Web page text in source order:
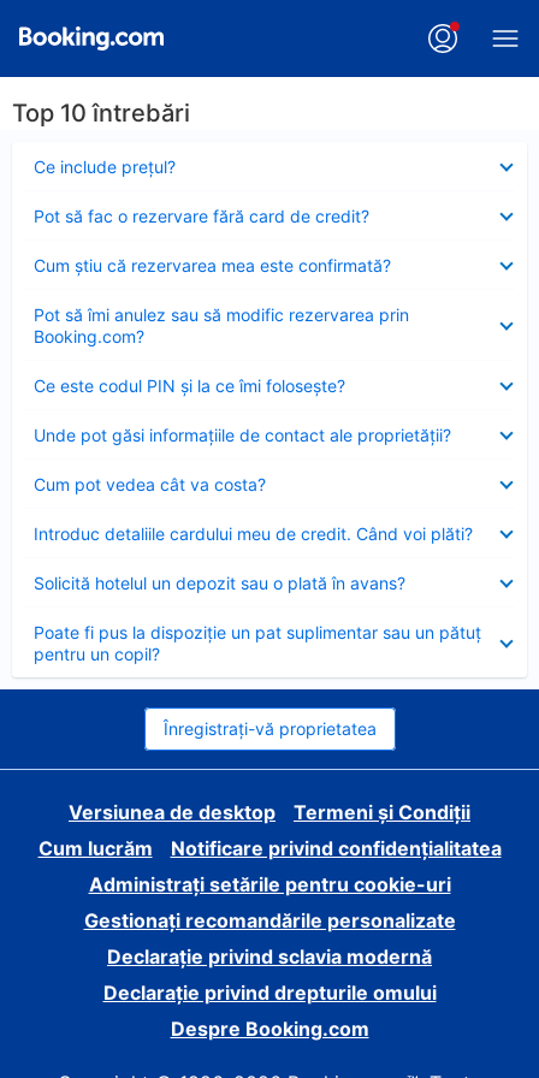
Top 10 întrebări
Ce include preţul?
închis
Pot să fac o rezervare fără card de credit?
închis
Cum ştiu că rezervarea mea este confirmată?
închis
Pot să îmi anulez sau să modific rezervarea prin
Booking.com?
închis
Ce este codul PIN şi la ce îmi foloseşte?
închis
Unde pot găsi informațiile de contact ale proprietății?
închis
Cum pot vedea cât va costa?
închis
Introduc detaliile cardului meu de credit. Când voi plăti?
închis
Solicită hotelul un depozit sau o plată în avans?
închis
Poate fi pus la dispoziție un pat suplimentar sau un pătuț
pentru un copil?
închis
Înregistrați-vă proprietatea
Versiunea de desktop
Termeni și Condiții
Cum lucrăm
Notificare privind confidențialitatea
Administrați setările pentru cookie-uri
Gestionați recomandările personalizate
Declarație privind sclavia modernă
Declarație privind drepturile omului
Despre Booking.com